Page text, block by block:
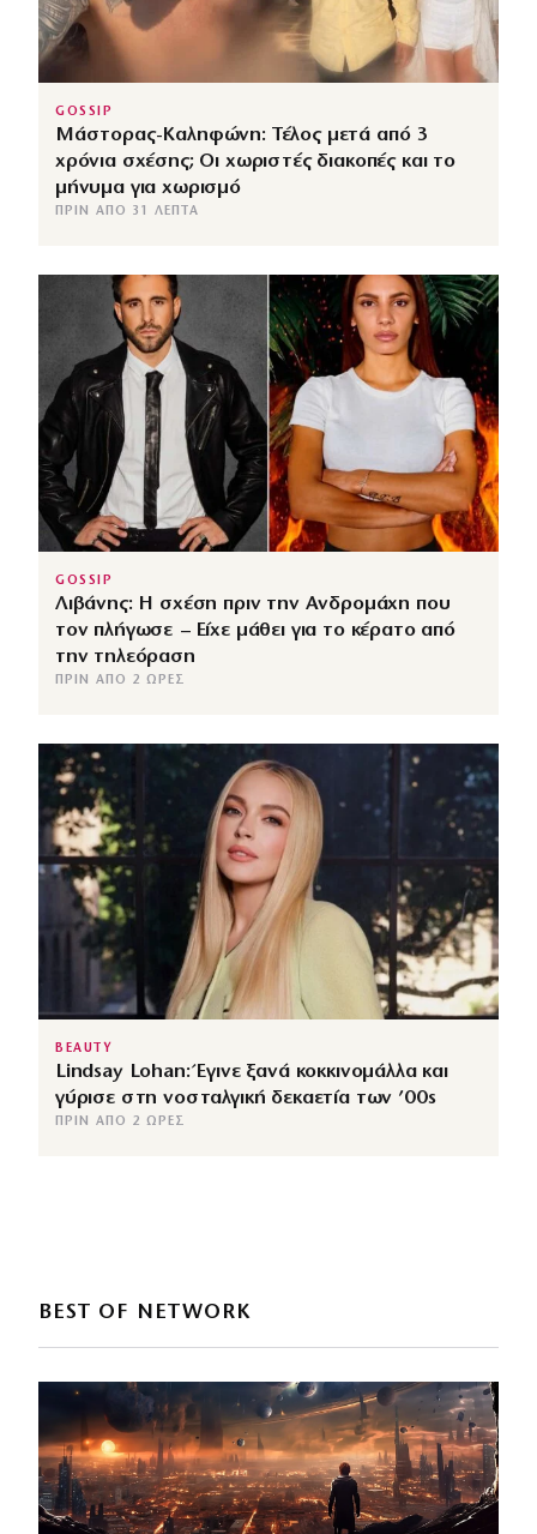
GOSSIP
Μάστορας-Καληφώνη: Τέλος μετά από 3
χρόνια σχέσης; Οι χωριστές διακοπές και το
μήνυμα για χωρισμό
ΠΡΙΝ ΑΠΌ 31 ΛΕΠΤΆ
GOSSIP
Λιβάνης: Η σχέση πριν την Ανδρομάχη που
τον πλήγωσε – Είχε μάθει για το κέρατο από
την τηλεόραση
ΠΡΙΝ ΑΠΌ 2 ΏΡΕΣ
BEAUTY
Lindsay Lohan: Έγινε ξανά κοκκινομάλλα και
γύρισε στη νοσταλγική δεκαετία των ’00s
ΠΡΙΝ ΑΠΌ 2 ΏΡΕΣ
BEST OF NETWORK